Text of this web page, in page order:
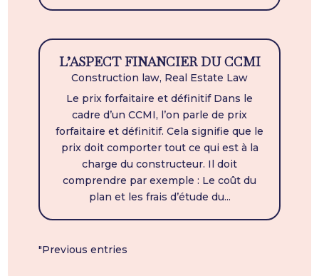
L’ASPECT FINANCIER DU CCMI
Construction law, Real Estate Law
Le prix forfaitaire et définitif Dans le
cadre d’un CCMI, l’on parle de prix
forfaitaire et définitif. Cela signifie que le
prix doit comporter tout ce qui est à la
charge du constructeur. Il doit
comprendre par exemple : Le coût du
plan et les frais d’étude du...
"Previous entries